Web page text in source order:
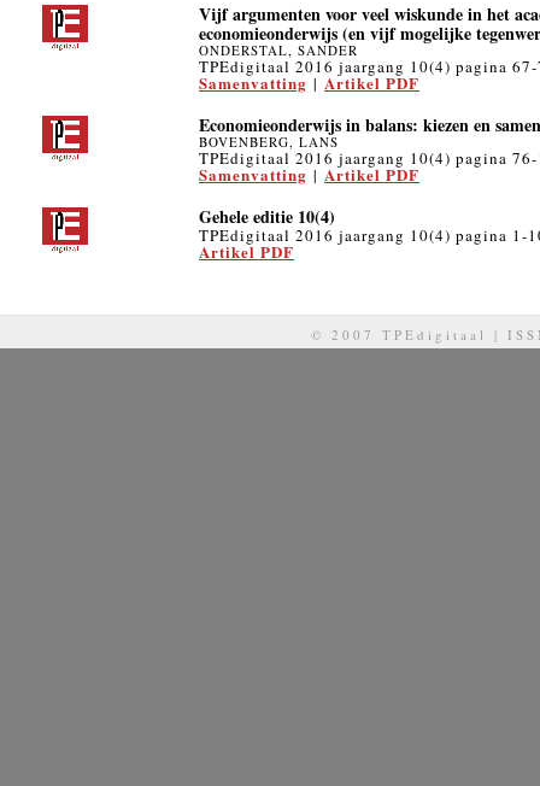
Vijf argumenten voor veel wiskunde in het
economieonderwijs (en vijf mogelijke
ONDERSTAL, SANDER
TPEdigitaal 2016 jaargang 10(4) pagina
Samenvatting | Artikel PDF
Economieonderwijs in balans: kiezen en
BOVENBERG, LANS
TPEdigitaal 2016 jaargang 10(4) pagina
Samenvatting | Artikel PDF
Gehele editie 10(4)
TPEdigitaal 2016 jaargang 10(4) pagina 1-
Artikel PDF
© 2007 TPEdigitaal |